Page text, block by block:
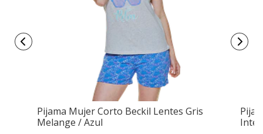
Pijama Mujer Corto Beckil Lentes Gris
Melange / Azul